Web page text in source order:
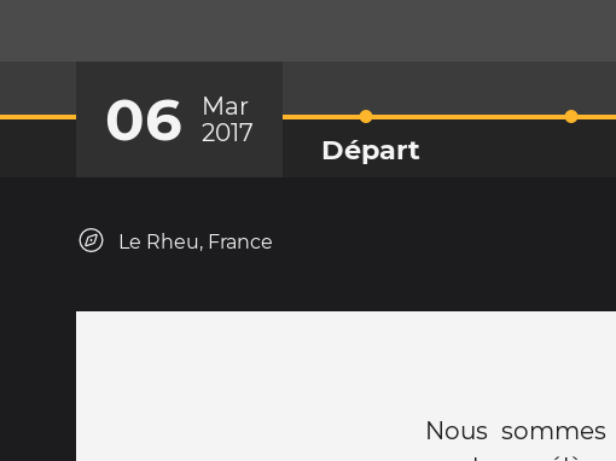
06
Mar
2017
Départ
Le Rheu, France
Nous